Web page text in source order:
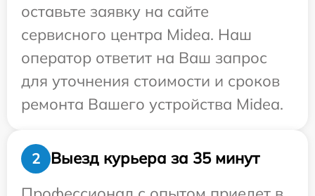
оставьте заявку на сайте
сервисного центра Midea. Наш
оператор ответит на Ваш запрос
для уточнения стоимости и сроков
ремонта Вашего устройства Midea.
2
Выезд курьера за 35 минут